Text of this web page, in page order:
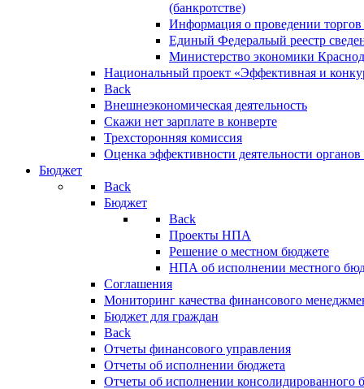
(банкротстве)
Информация о проведении
Единый Федеральый реестр
Министерство экономики
Национальный проект «Эффективная и
Back
Внешнеэкономическая деятельность
Скажи нет зарплате в конверте
Трехсторонняя комиссия
Оценка эффективности деятельности
Бюджет
Back
Бюджет
Back
Проекты НПА
Решение о местном бюджете
НПА об исполнении местного
Соглашения
Мониторинг качества финансового
Бюджет для граждан
Back
Отчеты финансового управления
Отчеты об исполнении бюджета
Отчеты об исполнении консолидированного